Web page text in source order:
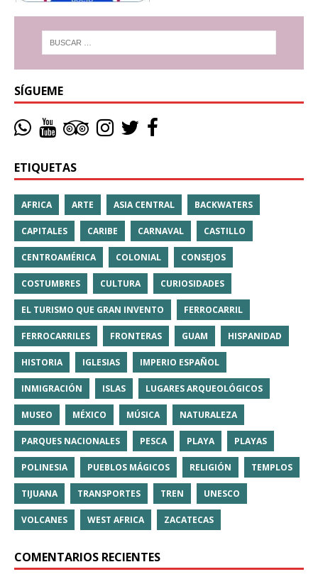
SÍGUEME
ETIQUETAS
AFRICA ARTE ASIA CENTRAL BACKWATERS
CAPITALES CARIBE CARNAVAL CASTILLO
CENTROAMÉRICA COLONIAL CONSEJOS
COSTUMBRES CULTURA CURIOSIDADES
EL TURISMO QUE GRAN INVENTO FERROCARRIL
FERROCARRILES FRONTERAS GUAM HISPANIDAD
HISTORIA IGLESIAS IMPERIO ESPAÑOL
INMIGRACIÓN ISLAS LUGARES ARQUEOLÓGICOS
MUSEO MÉXICO MÚSICA NATURALEZA
PARQUES NACIONALES PESCA PLAYA PLAYAS
POLINESIA PUEBLOS MÁGICOS RELIGIÓN TEMPLOS
TIJUANA TRANSPORTES TREN UNESCO
VOLCANES WEST AFRICA ZACATECAS
COMENTARIOS RECIENTES